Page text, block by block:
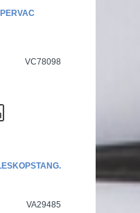
VC78098
VA29485